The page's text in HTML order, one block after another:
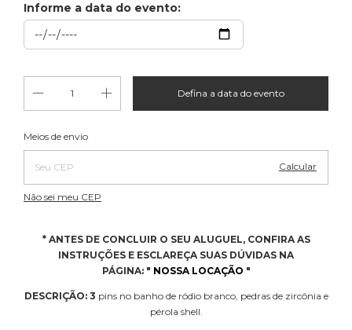
Informe a data do evento:
Entregas para o CEP:
Meios de envio
Calcular
Não sei meu CEP
* ANTES DE CONCLUIR O SEU ALUGUEL, CONFIRA AS
INSTRUÇÕES E ESCLAREÇA SUAS DÚVIDAS NA
PÁGINA: " NOSSA LOCAÇÃO "
DESCRIÇÃO: 3 pins no banho de ródio branco, pedras de zircônia e
pérola shell.